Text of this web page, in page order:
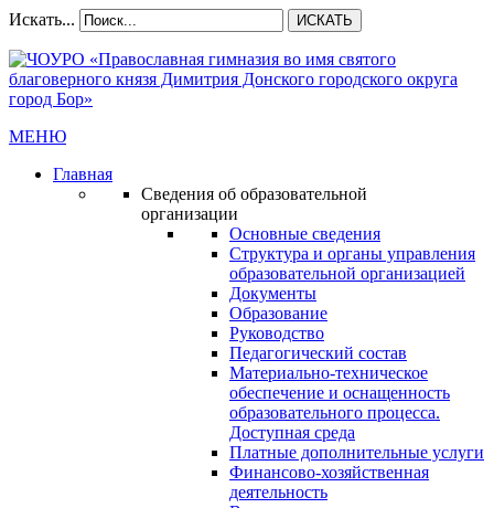
Искать... ИСКАТЬ
МЕНЮ
Главная
Сведения об образовательной
организации
Основные сведения
Структура и органы управления
образовательной организацией
Документы
Образование
Руководство
Педагогический состав
Материально-техническое
обеспечение и оснащенность
образовательного процесса.
Доступная среда
Платные дополнительные услуги
Финансово-хозяйственная
деятельность